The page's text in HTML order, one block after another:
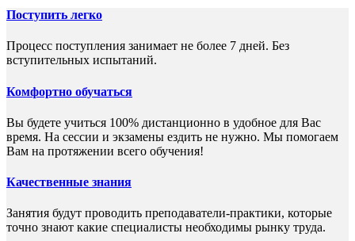
Поступить легко
Процесс поступления занимает не более 7 дней. Без
вступительных испытаний.
Комфортно обучаться
Вы будете учиться 100% дистанционно в удобное для Вас
время. На сессии и экзамены ездить не нужно. Мы помогаем
Вам на протяжении всего обучения!
Качественные знания
Занятия будут проводить преподаватели-практики, которые
точно знают какие специалисты необходимы рынку труда.